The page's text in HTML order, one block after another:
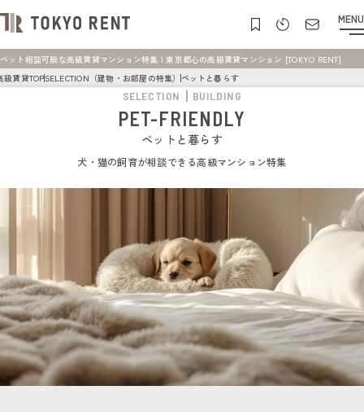
MENU
ペット相談可能な高級賃貸マンション特集 | 東京都心の高級賃貸マンション [TOKYO RENT]
級賃貸TOPSELECTION（建物・お部屋の特集）ペットと暮らす
SELECTION BUILDING
PET-FRIENDLY
ペットと暮らす
犬・猫の飼育が相談できる高級マンション特集